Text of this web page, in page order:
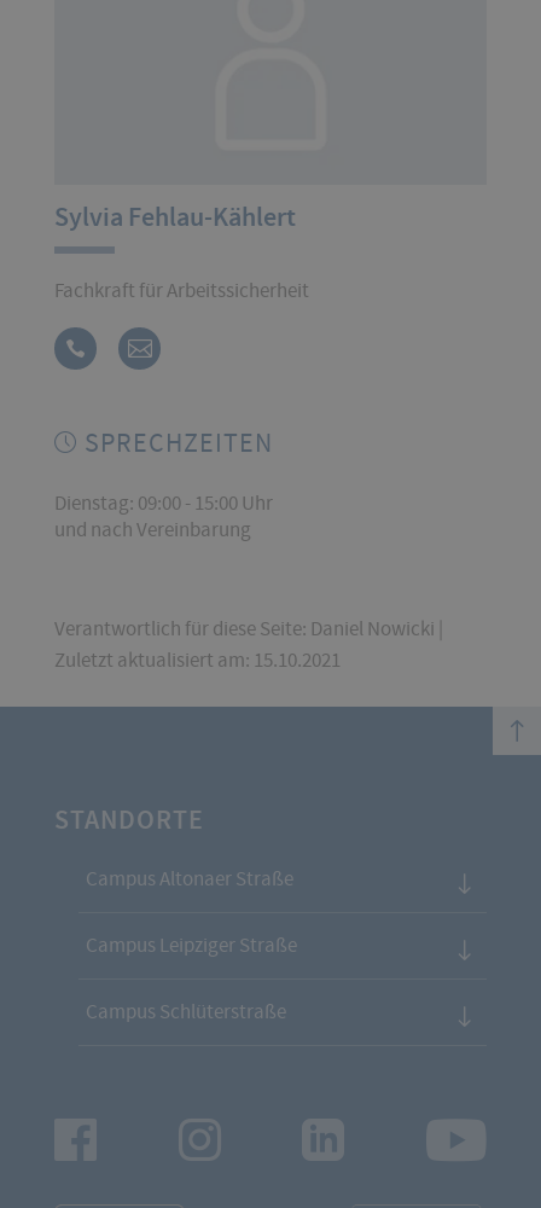
Sylvia Fehlau-Kählert
Fachkraft für Arbeitssicherheit
SPRECHZEITEN
Dienstag: 09:00 - 15:00 Uhr
und nach Vereinbarung
Verantwortlich für diese Seite: Daniel Nowicki |
Zuletzt aktualisiert am: 15.10.2021
top
STANDORTE
Campus Altonaer Straße
Campus Leipziger Straße
Campus Schlüterstraße
Instagram LinkedIn